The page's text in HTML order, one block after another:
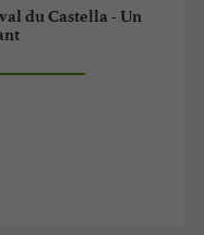
du Castella - Un